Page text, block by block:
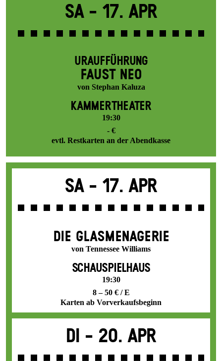
Sa - 17. Apr
URAUFFÜHRUNG
FAUST NEO
von Stephan Kaluza
KAMMERTHEATER
19:30
- €
evtl. Restkarten an der Abendkasse
Sa - 17. Apr
DIE GLAS­MENAGERIE
von Tennessee Williams
SCHAUSPIELHAUS
19:30
8 – 50 € / E
Karten ab Vorverkaufsbeginn
Di - 20. Apr